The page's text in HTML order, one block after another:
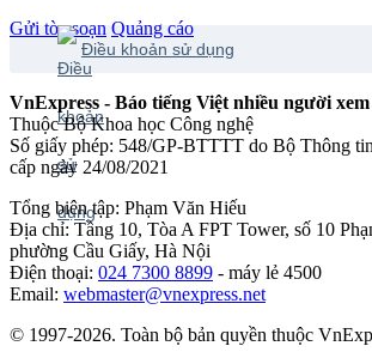
Gửi tòa soạn Quảng cáo
Điều khoản sử dụng
VnExpress - Báo tiếng Việt nhiều người
Thuộc Bộ Khoa học Công nghệ
Số giấy phép: 548/GP-BTTTT do Bộ Thông
cấp ngày 24/08/2021
Tổng biên tập: Phạm Văn Hiếu
Địa chỉ: Tầng 10, Tòa A FPT Tower, số 10
phường Cầu Giấy, Hà Nội
Điện thoại: 024 7300 8899 - máy lẻ 4500
Email: webmaster@vnexpress.net
© 1997-2026. Toàn bộ bản quyền thuộc